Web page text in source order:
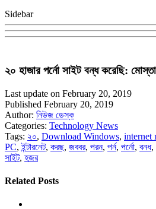
Sidebar
২০ হাজার পর্নো সাইট বন্ধ করেছি:
Last update on February 20, 2019
Published February 20, 2019
Author: নিউজ ডেস্ক
Categories: Technology News
Tags: ২০, Download Windows, internet
PC,ইন্টারনেট, করছ, জববর, পরন, পর্ন, পর্নো, বনধ,
সাইট, হজর
Related Posts